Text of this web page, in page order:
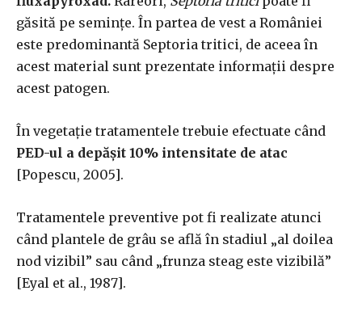
găsită pe semințe. În partea de vest a României
este predominantă Septoria tritici, de aceea în
acest material sunt prezentate informații despre
acest patogen.
În vegetație tratamentele trebuie efectuate când
PED-ul a depășit 10% intensitate de atac
[Popescu, 2005].
Tratamentele preventive pot fi realizate atunci
când plantele de grâu se află în stadiul „al doilea
nod vizibil” sau când „frunza steag este vizibilă”
[Eyal et al., 1987].